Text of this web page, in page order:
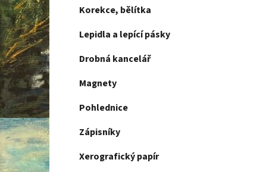
Korekce, bělítka
Lepidla a lepící pásky
Drobná kancelář
Magnety
Pohlednice
Zápisníky
Xerografický papír